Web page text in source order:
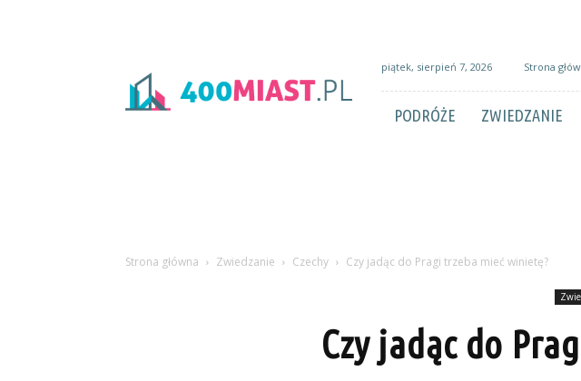
piątek, sierpień 7, 2026 Strona
PODRÓŻE ZWIEDZANIE
Strona główna Zwiedzanie Czechy Czy jadąc do Pragi trzeba mieć winietę?
Czy jadąc do